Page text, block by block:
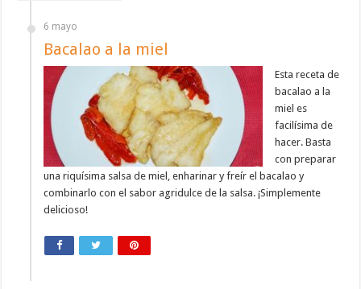
6 mayo
Bacalao a la miel
Esta receta de
bacalao a la
miel es
facilísima de
hacer. Basta
con preparar
una riquísima salsa de miel, enharinar y freír el bacalao y
combinarlo con el sabor agridulce de la salsa. ¡Simplemente
delicioso!